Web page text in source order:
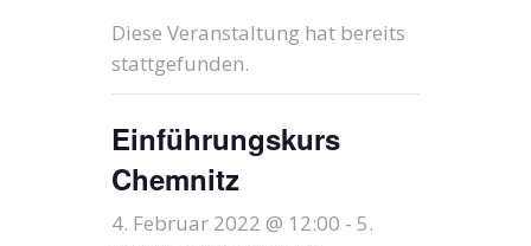
Diese Veranstaltung hat bereits
stattgefunden.
Einführungskurs
Chemnitz
4. Februar 2022 @ 12:00 - 5.